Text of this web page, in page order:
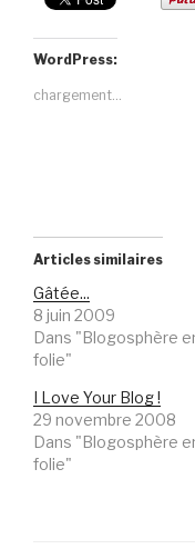
WordPress:
chargement…
Articles similaires
Gâtée...
8 juin 2009
Dans "Blogosphère
folie"
I Love Your Blog !
29 novembre 2008
Dans "Blogosphère
folie"